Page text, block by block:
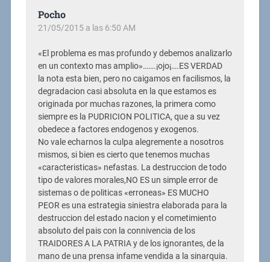
Pocho
21/05/2015 a las 6:50 AM
«El problema es mas profundo y debemos analizarlo
en un contexto mas amplio»…….¡ojo¡….ES VERDAD
la nota esta bien, pero no caigamos en facilismos, la
degradacion casi absoluta en la que estamos es
originada por muchas razones, la primera como
siempre es la PUDRICION POLITICA, que a su vez
obedece a factores endogenos y exogenos.
No vale echarnos la culpa alegremente a nosotros
mismos, si bien es cierto que tenemos muchas
«caracteristicas» nefastas. La destruccion de todo
tipo de valores morales,NO ES un simple error de
sistemas o de politicas «erroneas» ES MUCHO
PEOR es una estrategia siniestra elaborada para la
destruccion del estado nacion y el cometimiento
absoluto del pais con la connivencia de los
TRAIDORES A LA PATRIA y de los ignorantes, de la
mano de una prensa infame vendida a la sinarquia.